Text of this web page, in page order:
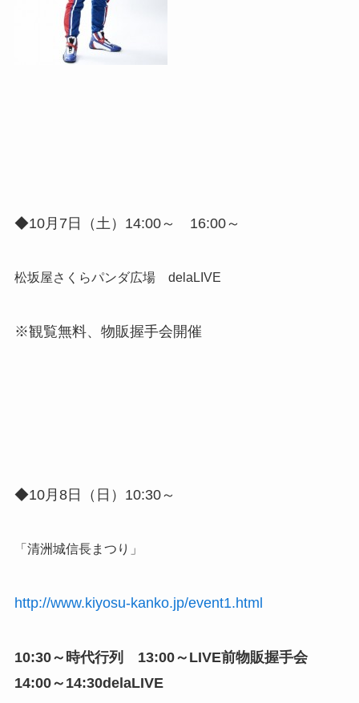
◆10月7日（土）14:00～ 16:00～
松坂屋さくらパンダ広場 delaLIVE
※観覧無料、物販握手会開催
◆10月8日（日）10:30～
「清洲城信長まつり」
http://www.kiyosu-kanko.jp/event1.html
10:30～時代行列 13:00～LIVE前物販握手会
14:00～14:30delaLIVE